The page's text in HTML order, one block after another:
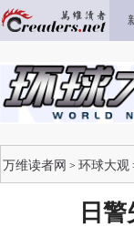
万维读者网 > 环球大观
日